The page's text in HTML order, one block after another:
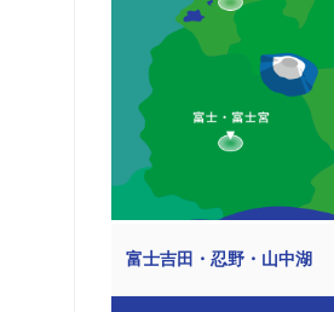
富士吉田・忍野・山中湖